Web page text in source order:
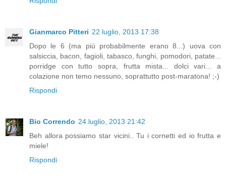
Gianmarco Pitteri 22 luglio, 2013 17:38
Dopo le 6 (ma più probabilmente erano 8...) uova con
salsiccia, bacon, fagioli, tabasco, funghi, pomodori, patate...
porridge con tutto sopra, frutta mista... dolci vari... a
colazione non temo nessuno, soprattutto post-maratona! ;-)
Rispondi
Bio Correndo 24 luglio, 2013 21:42
Beh allora possiamo star vicini.. Tu i cornetti ed io frutta e
miele!
Rispondi